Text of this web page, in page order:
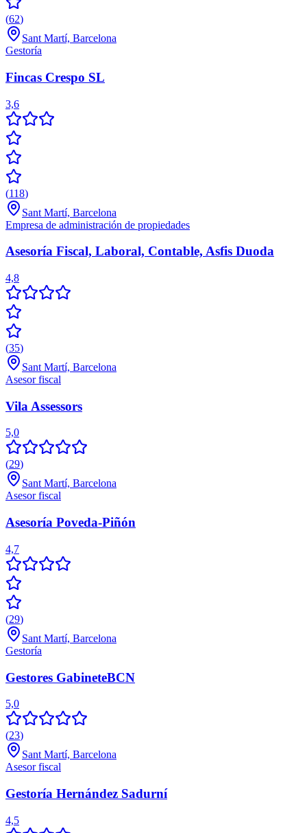
(62)
Sant Martí, Barcelona
Gestoría
Fincas Crespo SL
3,6
(118)
Sant Martí, Barcelona
Empresa de administración de propiedades
Asesoría Fiscal, Laboral, Contable, Asfis Duoda
4,8
(35)
Sant Martí, Barcelona
Asesor fiscal
Vila Assessors
5,0
(29)
Sant Martí, Barcelona
Asesor fiscal
Asesoría Poveda-Piñón
4,7
(29)
Sant Martí, Barcelona
Gestoría
Gestores GabineteBCN
5,0
(23)
Sant Martí, Barcelona
Asesor fiscal
Gestoría Hernández Sadurní
4,5